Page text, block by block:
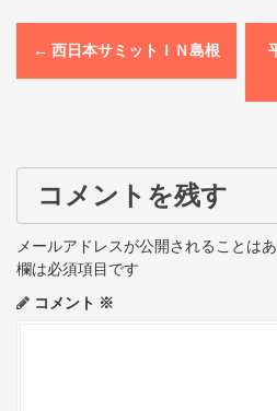
P
o
t
n
a
v
← 西日本サミットＩＮ島根
コメントを残す
メールアドレスが公開されることはあ
欄は必須項目です
コメント ※